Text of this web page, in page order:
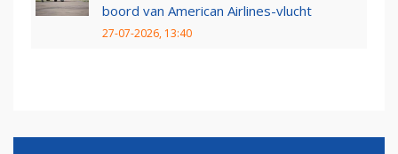
boord van American Airlines-vlucht
27-07-2026, 13:40